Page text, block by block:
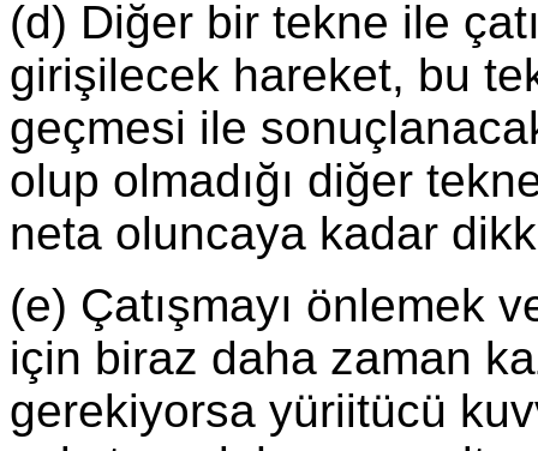
(d) Diğer bir tekne ile
girişilecek hareket, bu
geçmesi ile
olup olmadığı diğer
neta oluncaya kadar
(e) Çatışmayı önlemek
için biraz daha zaman
gerekiyorsa yüriitücü